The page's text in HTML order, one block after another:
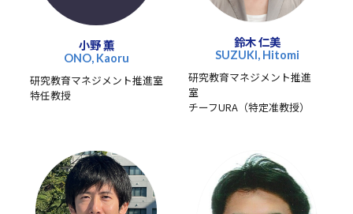
小野 薫
ONO, Kaoru
研究教育マネジメント推進室
特任教授
鈴木 仁美
SUZUKI, Hitomi
研究教育マネジメント推進
室
チーフURA（特定准教授）